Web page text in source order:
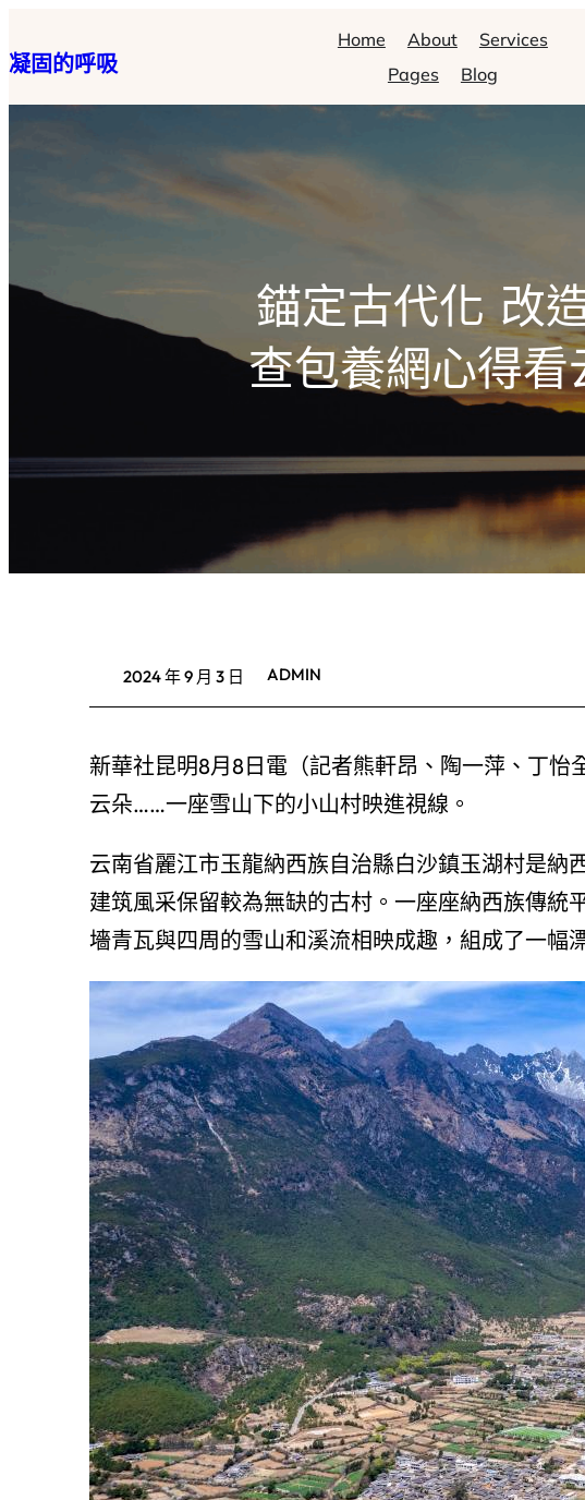
至
主
凝固的呼吸
Home About
Services
Pages
Blog
錨定古代化 改
查包養網心得看
2024 年 9 月 3 日 ADMIN
新華社昆明8月8日電（記者熊軒昂、陶一萍、丁
云朵……一座雪山下的小山村映進視線。
云南省麗江市玉龍納西族自治縣白沙鎮玉湖村是納
建筑風采保留較為無缺的古村。一座座納西族傳統
墻青瓦與四周的雪山和溪流相映成趣，組成了一幅